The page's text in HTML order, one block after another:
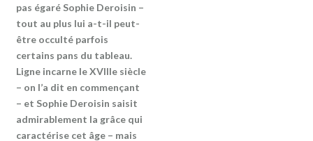
pas égaré Sophie Deroisin –
tout au plus lui a-t-il peut-
être occulté parfois
certains pans du tableau.
Ligne incarne le XVIIIe siècle
– on l’a dit en commençant
– et Sophie Deroisin saisit
admirablement la grâce qui
caractérise cet âge – mais